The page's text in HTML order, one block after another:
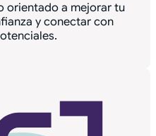
orientado a mejorar tu
y conectar con